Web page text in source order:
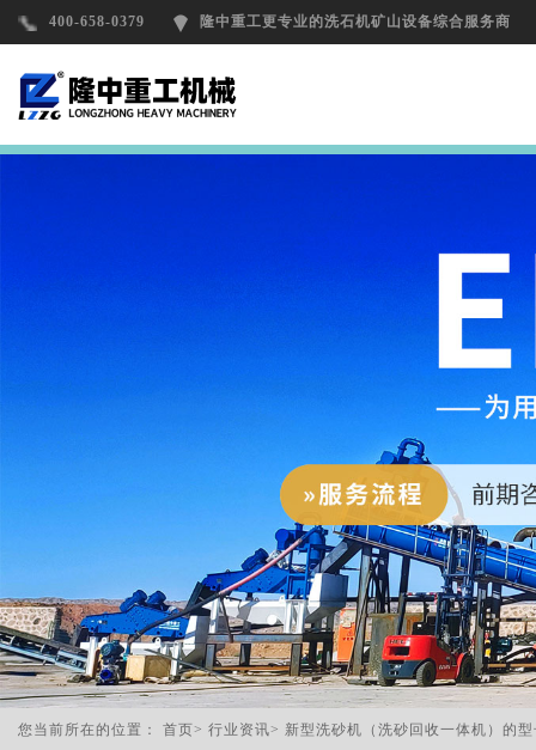
400-658-0379 隆中重工更专业的洗石机矿山设备综合服务商
您当前所在的位置： 首页> 行业资讯> 新型洗砂机（洗砂回收一体机）的